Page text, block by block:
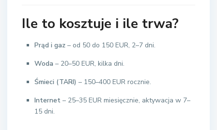
Ile to kosztuje i ile trwa?
Prąd i gaz – od 50 do 150 EUR, 2–7 dni.
Woda – 20–50 EUR, kilka dni.
Śmieci (TARI) – 150–400 EUR rocznie.
Internet – 25–35 EUR miesięcznie, aktywacja w 7–
15 dni.